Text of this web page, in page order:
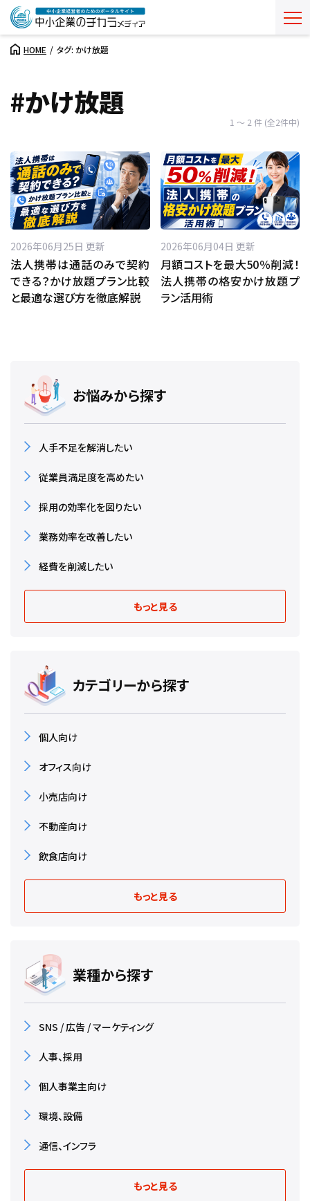
HOME タグ: かけ放題
#かけ放題
1 ～ 2 件 (全2件中)
2026年06月25日 更新
法人携帯は通話のみで契約
できる？かけ放題プラン比較
と最適な選び方を徹底解説
2026年06月04日 更新
月額コストを最大50％削減！
法人携帯の格安かけ放題プ
ラン活用術
お悩みから探す
人手不足を解消したい
従業員満足度を高めたい
採用の効率化を図りたい
業務効率を改善したい
経費を削減したい
もっと見る
カテゴリーから探す
個人向け
オフィス向け
小売店向け
不動産向け
飲食店向け
もっと見る
業種から探す
SNS / 広告 / マーケティング
人事、採用
個人事業主向け
環境、設備
通信、インフラ
もっと見る